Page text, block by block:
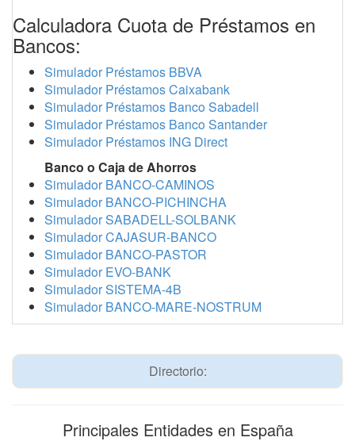
Calculadora Cuota de Préstamos en
Bancos:
Simulador Préstamos BBVA
Simulador Préstamos Caixabank
Simulador Préstamos Banco Sabadell
Simulador Préstamos Banco Santander
Simulador Préstamos ING Direct
Banco o Caja de Ahorros
Simulador BANCO-CAMINOS
Simulador BANCO-PICHINCHA
Simulador SABADELL-SOLBANK
Simulador CAJASUR-BANCO
Simulador BANCO-PASTOR
Simulador EVO-BANK
Simulador SISTEMA-4B
Simulador BANCO-MARE-NOSTRUM
Directorio:
Principales Entidades en España